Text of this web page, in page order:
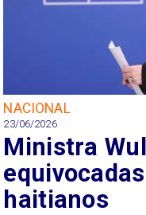
NACIONAL
23/06/2026
Ministra
haitianos